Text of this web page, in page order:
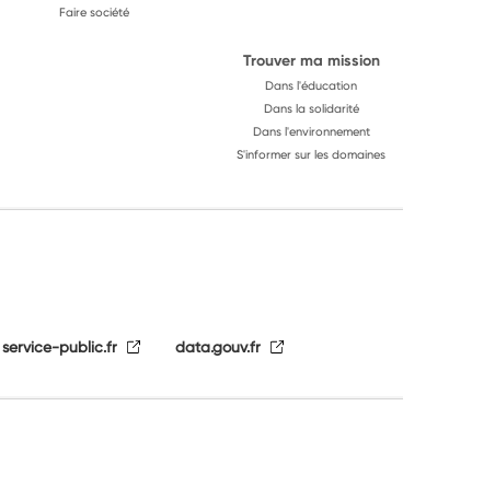
Faire société
Trouver ma mission
Dans l'éducation
Dans la solidarité
Dans l'environnement
S'informer sur les domaines
service-public.fr data.gouv.fr